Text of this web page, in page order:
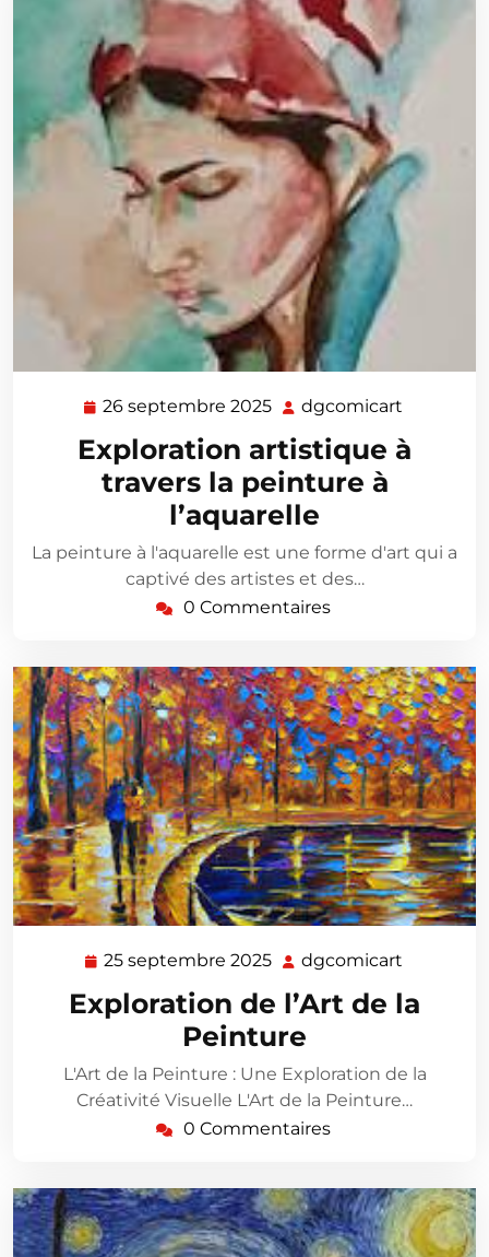
26 septembre 2025 26
septembre
2025
dgcomicart
Exploration artistique à
travers la peinture à
l’aquarelle
La peinture à l'aquarelle est une forme d'art qui a
captivé des artistes et des…
0 Commentaires
25 septembre 2025 25
2025
dgcomicart
Exploration de l’Art de la
Peinture
L'Art de la Peinture : Une Exploration de la
Créativité Visuelle L'Art de la Peinture…
0 Commentaires